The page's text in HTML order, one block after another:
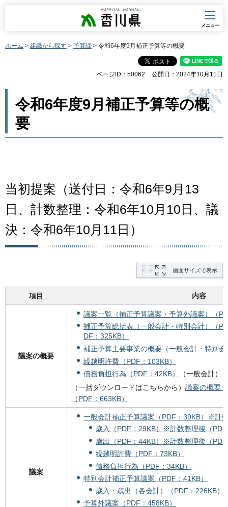
香川県
メニュー
ホーム > 組織から探す > 予算課 > 令和6年度9月補正予算等の概要
ページID：50062 公開日：2024年10月11日
令和6年度9月補正予算等の概
要
当初提案（送付日：令和6年9月13
日、計数整理：令和6年10月10日、議
決：令和6年10月11日 ）
画面サイズで表示
項目 内容
議案の概要
議案一覧（補正予算議案・予算外議案）（
補正予算総括表（一般会計・特別会計）（
DF：325KB）
補正予算主要事業の概要（一般会計・特別
繰越明許費（PDF：103KB）
債務負担行為（PDF：42KB）
（一般会計）
（一括ダウンロードはこちらから） 議案の概要
（PDF：663KB）
議案
一般会計補正予算議案（PDF：39KB）
※計
歳入（PDF：29KB）
※計数整理後（
歳出（PDF：44KB）
※計数整理後（
繰越明許費（PDF：73KB）
債務負担行為（PDF：34KB）
特別会計補正予算議案（PDF：41KB）
歳入・歳出（各会計）（PDF：226KB）
予算外議案（PDF：458KB）